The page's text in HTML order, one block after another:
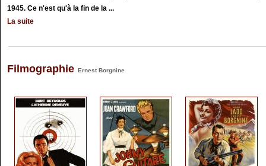
1945. Ce n'est qu'à la fin de la ...
La suite
Filmographie Ernest Borgnine